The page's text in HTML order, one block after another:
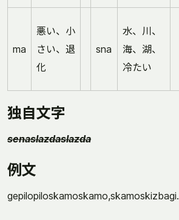
ma
悪い、小
さい、退
化
sna
水、川、
海、湖、
冷たい
独自文字
senaslazdaslazda
例文
gepilopiloskamoskamo,skamoskizbagi.